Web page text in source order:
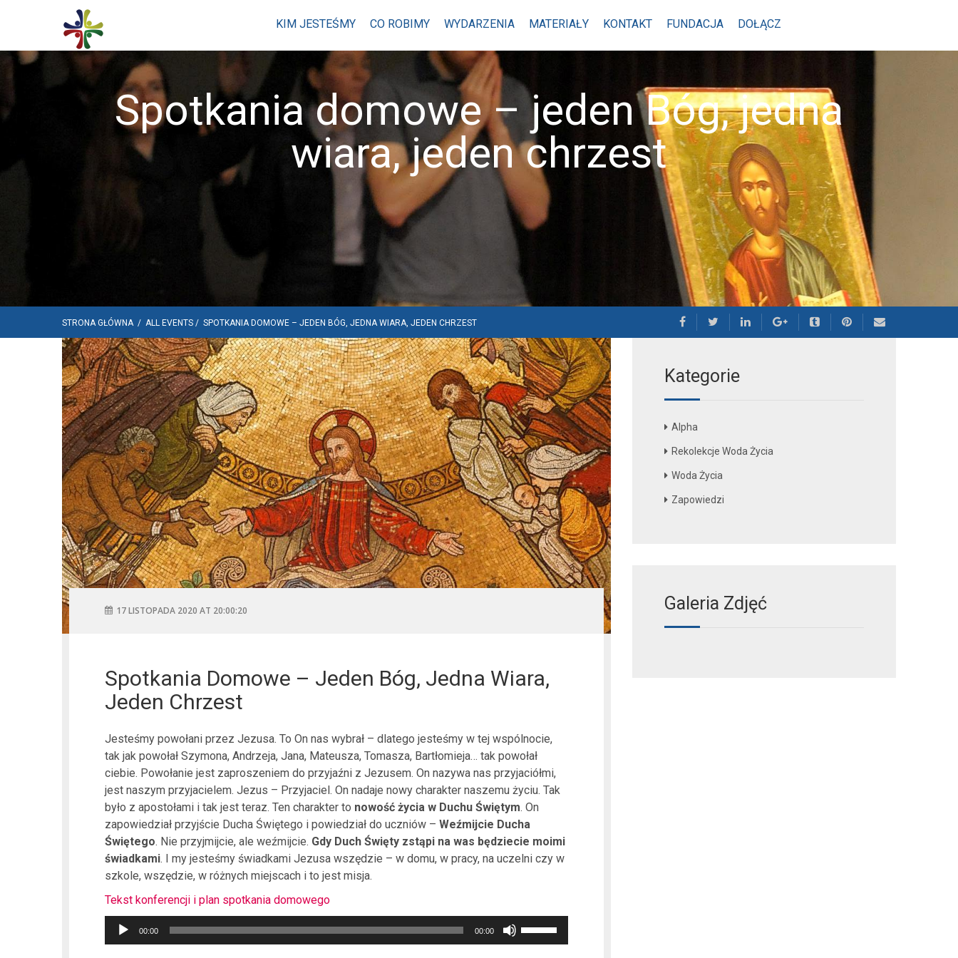
KIM JESTEŚMY CO ROBIMY WYDARZENIA MATERIAŁY KONTAKT FUNDACJA DOŁĄCZ
Spotkania domowe – jeden Bóg, jedna
wiara, jeden chrzest
STRONA GŁÓWNA / ALL EVENTS / SPOTKANIA DOMOWE – JEDEN BÓG, JEDNA WIARA, JEDEN CHRZEST
17 LISTOPADA 2020 AT 20:00:20
Spotkania Domowe – Jeden Bóg, Jedna Wiara,
Jeden Chrzest
Jesteśmy powołani przez Jezusa. To On nas wybrał – dlatego jesteśmy w tej wspólnocie,
tak jak powołał Szymona, Andrzeja, Jana, Mateusza, Tomasza, Bartłomieja… tak powołał
ciebie. Powołanie jest zaproszeniem do przyjaźni z Jezusem. On nazywa nas przyjaciółmi,
jest naszym przyjacielem. Jezus – Przyjaciel. On nadaje nowy charakter naszemu życiu. Tak
było z apostołami i tak jest teraz. Ten charakter to nowość życia w Duchu Świętym. On
zapowiedział przyjście Ducha Świętego i powiedział do uczniów – Weźmijcie Ducha
Świętego. Nie przyjmijcie, ale weźmijcie. Gdy Duch Święty zstąpi na was będziecie moimi
świadkami. I my jesteśmy świadkami Jezusa wszędzie – w domu, w pracy, na uczelni czy w
szkole, wszędzie, w różnych miejscach i to jest misja.
Tekst konferencji i plan spotkania domowego
Odtwarzacz
00:00 00:00
Kategorie
Alpha
Rekolekcje Woda Życia
Woda Życia
Zapowiedzi
Galeria Zdjęć